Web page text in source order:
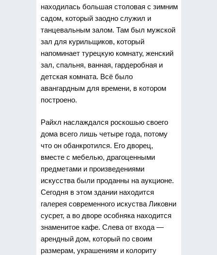
находилась большая столовая с зимним
садом, который заодно служил и
танцевальным залом. Там был мужской
зал для курильщиков, который
напоминает турецкую комнату, женский
зал, спальня, ванная, гардеробная и
детская комната. Всё было
авангардным для времени, в котором
построено.
Райхл наслаждался роскошью своего
дома всего лишь четыре года, потому
что он обанкротился. Его дворец,
вместе с мебелью, драгоценными
предметами и произведениями
искусства были проданны на аукционе.
Сегодня в этом здании находится
галерея современного искуства Ликовни
сусрет, а во дворе особняка находится
знаменитое кафе. Слева от входа —
арендный дом, который по своим
размерам, украшениям и колориту